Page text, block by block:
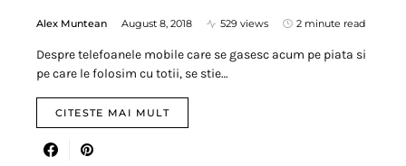
Alex Muntean August 8, 2018 529 views 2 minute read
Despre telefoanele mobile care se gasesc acum pe piata si
pe care le folosim cu totii, se stie…
CITESTE MAI MULT